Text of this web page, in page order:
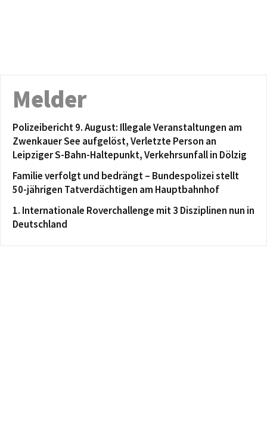
Melder
Polizeibericht 9. August: Illegale Veranstaltungen am
Zwenkauer See aufgelöst, Verletzte Person an
Leipziger S-Bahn-Haltepunkt, Verkehrsunfall in Dölzig
Familie verfolgt und bedrängt – Bundespolizei stellt
50-jährigen Tatverdächtigen am Hauptbahnhof
1. Internationale Roverchallenge mit 3 Disziplinen nun in
Deutschland